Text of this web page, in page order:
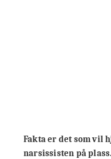
Fakta er det som vil
narsissisten på